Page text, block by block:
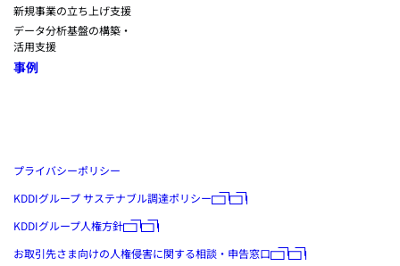
プライバシーポリシー
KDDIグループ サステナブル調達ポリシー
KDDIグループ人権方針
お取引先さま向けの人権侵害に関する相談・申告窓口
新規事業の立ち上げ支援
データ分析基盤の構築・
活用支援
事例